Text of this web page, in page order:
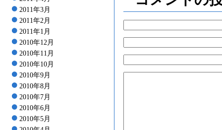
2011年3月
2011年2月
2011年1月
2010年12月
2010年11月
2010年10月
2010年9月
2010年8月
2010年7月
2010年6月
2010年5月